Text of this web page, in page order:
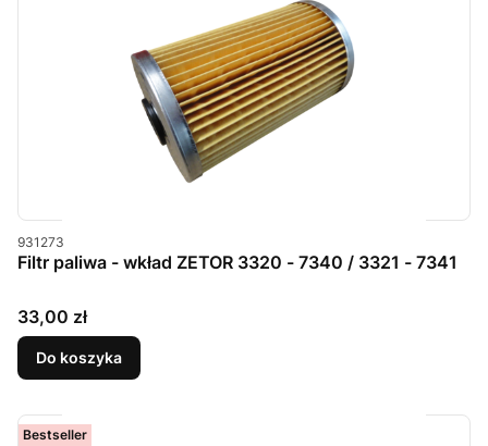
Kod produktu
931273
Filtr paliwa - wkład ZETOR 3320 - 7340 / 3321 - 7341
Cena
33,00 zł
Do koszyka
Bestseller